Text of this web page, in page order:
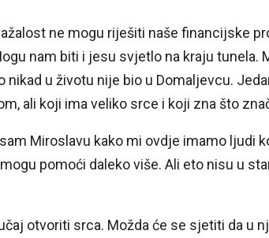
ne mogu riješiti naše financijske
nam biti i jesu svjetlo na kraju tunela.
u životu nije bio u Domaljevcu.
ali koji ima veliko srce i koji zna što
Miroslavu kako mi ovdje imamo ljudi
pomoći daleko više. Ali eto nisu u
otvoriti srca. Možda će se sjetiti da u